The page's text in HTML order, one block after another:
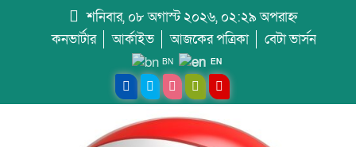
শনিবার, ০৮ অগাস্ট ২০২৬, ০২:২৯ অপরাহ্ন
কনভার্টার
আর্কাইভ আজকের পত্রিকা বেটা ভার্সন
BN EN